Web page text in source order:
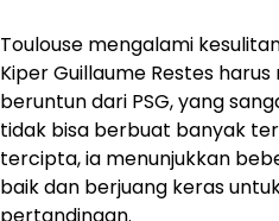
Toulouse mengalami
Kiper Guillaume Restes
beruntun dari PSG, yang
tidak bisa berbuat banyak
tercipta, ia menunjukkan
baik dan berjuang keras